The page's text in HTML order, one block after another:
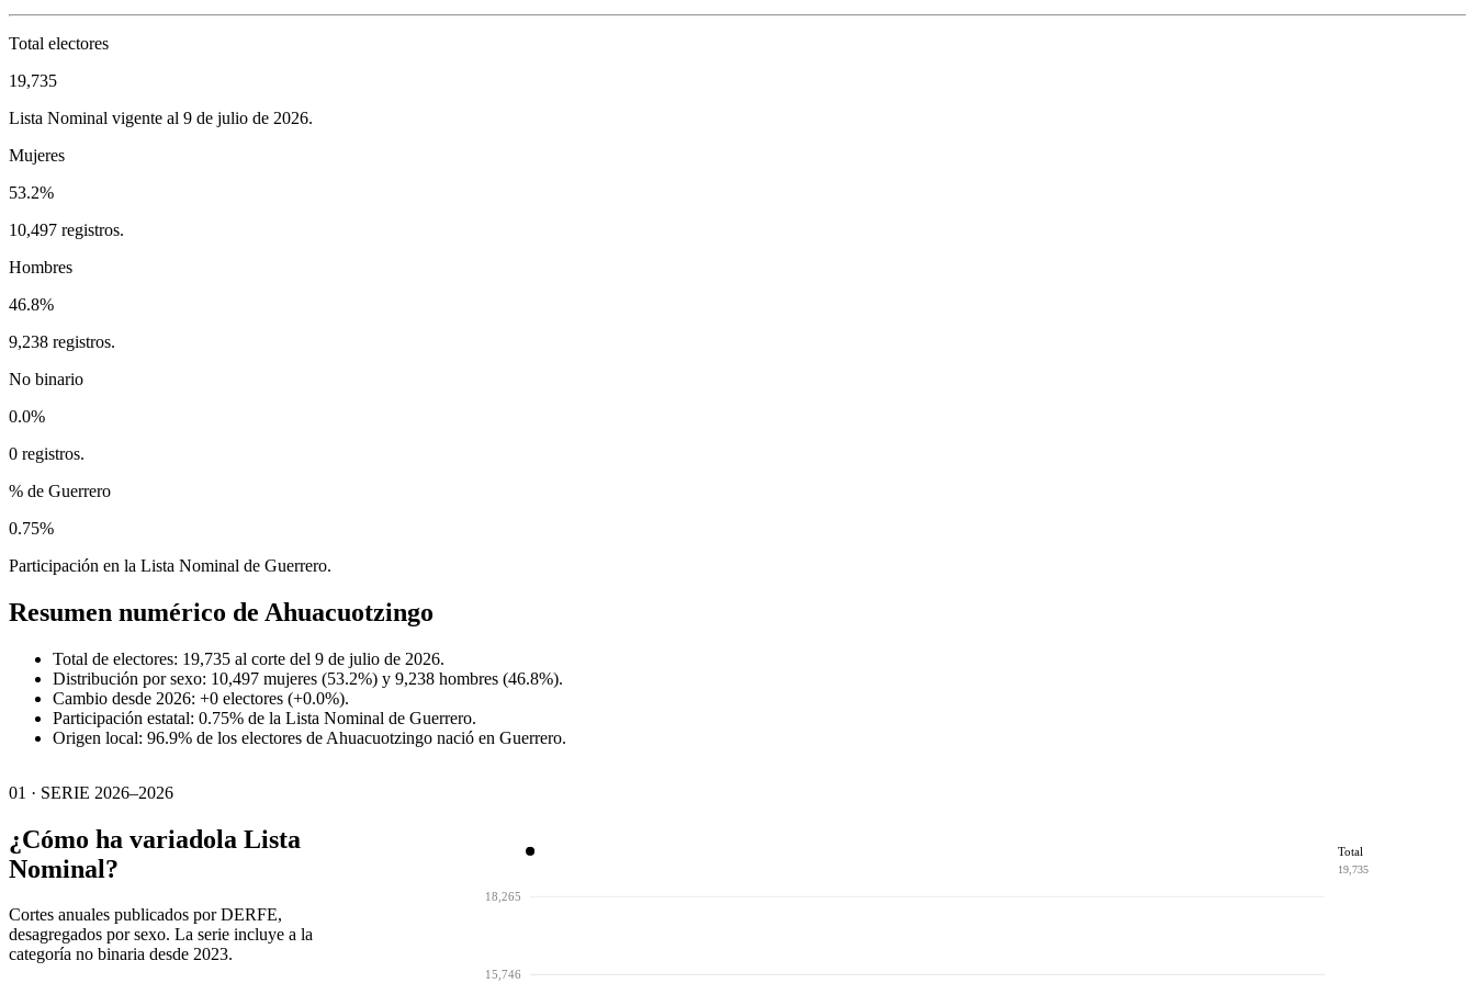
Total electores
19,735
Lista Nominal vigente al 9 de julio de 2026.
Mujeres
53.2%
10,497 registros.
Hombres
46.8%
9,238 registros.
No binario
0.0%
0 registros.
% de Guerrero
0.75%
Participación en la Lista Nominal de Guerrero.
Resumen numérico de Ahuacuotzingo
Total de electores: 19,735 al corte del 9 de julio de 2026.
Distribución por sexo: 10,497 mujeres (53.2%) y 9,238 hombres (46.8%).
Cambio desde 2026: +0 electores (+0.0%).
Participación estatal: 0.75% de la Lista Nominal de Guerrero.
Origen local: 96.9% de los electores de Ahuacuotzingo nació en Guerrero.
01 · SERIE 2026–2026
¿Cómo ha variadola Lista
Nominal?
Cortes anuales publicados por DERFE,
desagregados por sexo. La serie incluye a la
categoría no binaria desde 2023.
15,746
18,265
Total
19,735